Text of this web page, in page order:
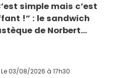
simple mais c’est
!” : le sandwich
de Norbert
Le 03/08/2026 à 17h30